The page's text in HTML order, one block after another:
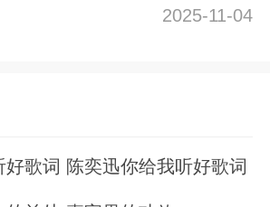
2025-11-04
歌词 陈奕迅你给我听好歌词
2025-11-04